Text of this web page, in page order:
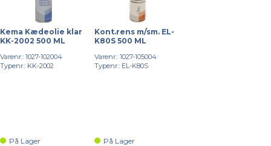
Kema Kædeolie klar
KK-2002 500 ML
Varenr.: 1027-102004
Typenr.: KK-2002
På Lager
Kont.rens m/sm. EL-
K80S 500 ML
Varenr.: 1027-105004
Typenr.: EL-K80S
På Lager